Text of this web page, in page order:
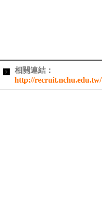
相關連結：
http://recruit.nchu.edu.tw/